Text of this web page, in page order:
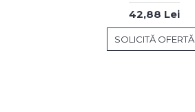
42,88 Lei
SOLICITĂ OFERTĂ